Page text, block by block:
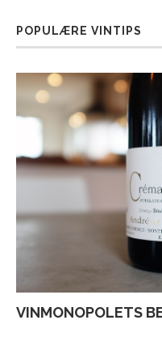
POPULÆRE VINTIPS
VINMONOPOLETS